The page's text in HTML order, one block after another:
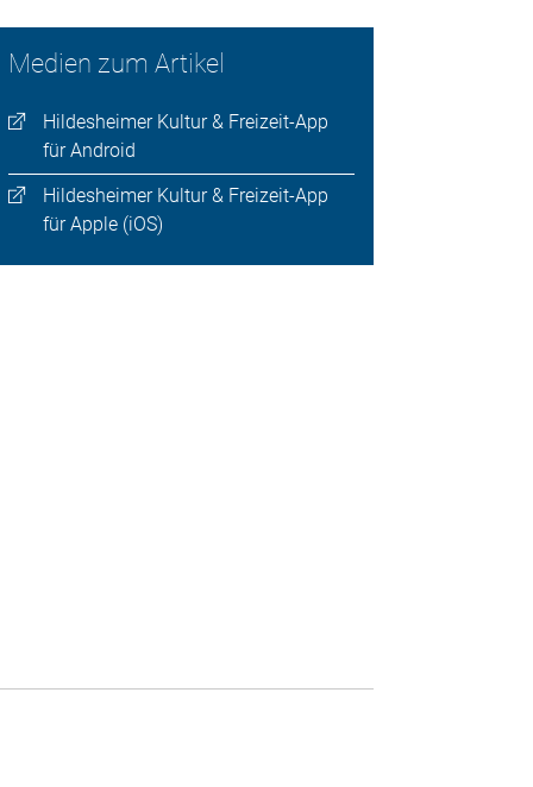
Medien zum Artikel
Hildesheimer Kultur & Freizeit-App
für Android
Hildesheimer Kultur & Freizeit-App
für Apple (iOS)